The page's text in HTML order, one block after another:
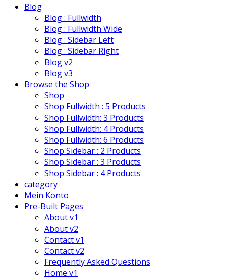
Blog
Blog : Fullwidth
Blog : Fullwidth Wide
Blog : Sidebar Left
Blog : Sidebar Right
Blog v2
Blog v3
Browse the Shop
Shop
Shop Fullwidth : 5 Products
Shop Fullwidth: 3 Products
Shop Fullwidth: 4 Products
Shop Fullwidth: 6 Products
Shop Sidebar : 2 Products
Shop Sidebar : 3 Products
Shop Sidebar : 4 Products
category
Mein Konto
Pre-Built Pages
About v1
About v2
Contact v1
Contact v2
Frequently Asked Questions
Home v1